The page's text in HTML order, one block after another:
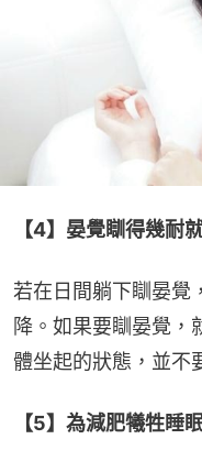
【4】晏覺瞓得幾耐
若在日間躺下瞓晏覺
降。如果要瞓晏覺，
體坐起的狀態，並不
【5】為減肥犧牲睡